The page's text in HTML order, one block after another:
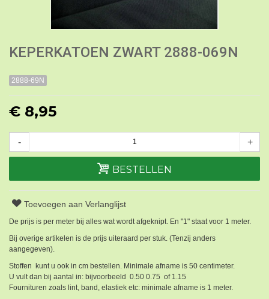
KEPERKATOEN ZWART 2888-069N
2888-69N
€ 8,95
- +
BESTELLEN
Toevoegen aan Verlanglijst
De prijs is per meter bij alles wat wordt afgeknipt. En "1" staat voor 1 meter.
Bij overige artikelen is de prijs uiteraard per stuk. (Tenzij anders
aangegeven).
Stoffen kunt u ook in cm bestellen. Minimale afname is 50 centimeter.
U vult dan bij aantal in: bijvoorbeeld 0.50 0.75 of 1.15
Fournituren zoals lint, band, elastiek etc: minimale afname is 1 meter.